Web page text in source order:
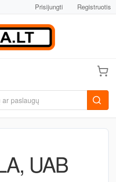
Prisijungti Registruotis
UAB